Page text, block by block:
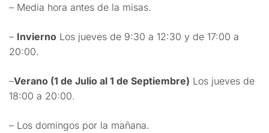
– Media hora antes de la misas.
– Invierno Los jueves de 9:30 a 12:30 y de 17:00 a
20:00.
–Verano (1 de Julio al 1 de Septiembre) Los jueves de
18:00 a 20:00.
– Los domingos por la mañana.